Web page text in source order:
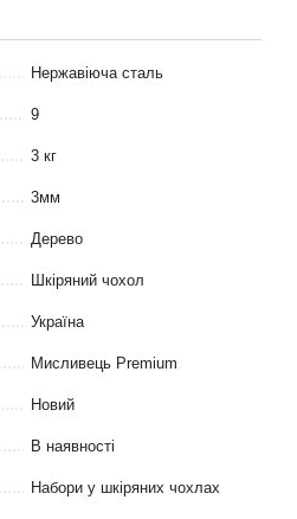
Нержавіюча сталь
9
3 кг
3мм
Дерево
Шкіряний чохол
Україна
Мисливець Premium
Новий
В наявності
Набори у шкіряних чохлах